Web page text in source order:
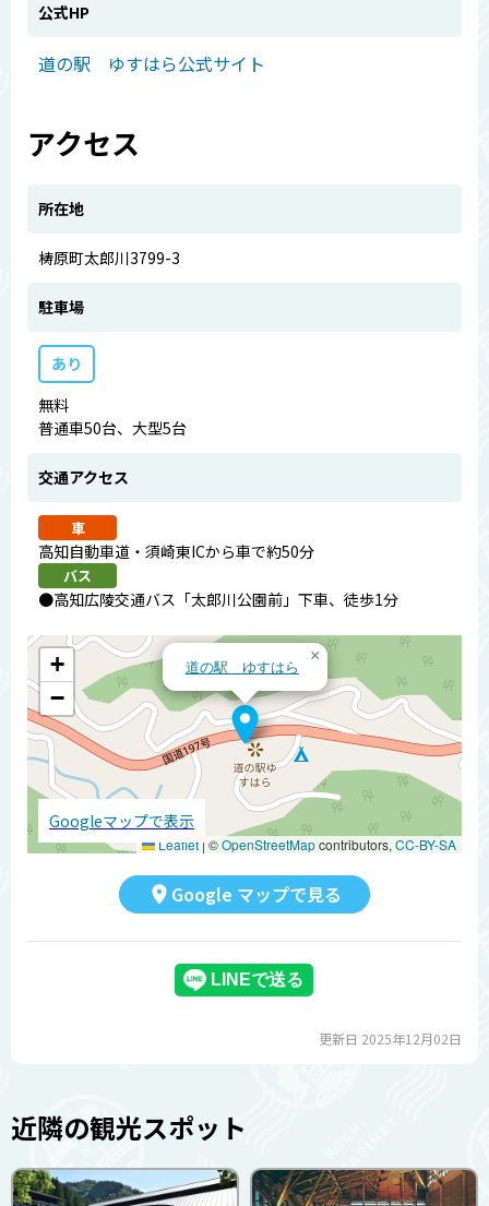
公式HP
道の駅 ゆすはら公式サイト
アクセス
所在地
梼原町太郎川3799-3
駐車場
あり
無料
普通車50台、大型5台
交通アクセス
車
高知自動車道・須崎東ICから車で約50分
バス
●高知広陵交通バス「太郎川公園前」下車、徒歩1分
道の駅 ゆすはら
×
+
−
Leaflet | ©OpenStreetMapcontributors, CC-BY-SA
Googleマップで表示
Google マップで見る
更新日 2025年12月02日
近隣の観光スポット